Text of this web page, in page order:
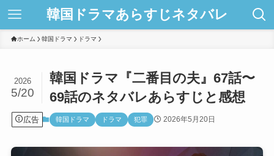
韓国ドラマあらすじネタバレ
ホーム 韓国ドラマ ドラマ
韓国ドラマ『二番目の夫』67話〜
69話のネタバレあらすじと感想
2026
5/20
広告 韓国ドラマ ドラマ 犯罪 2026年5月20日